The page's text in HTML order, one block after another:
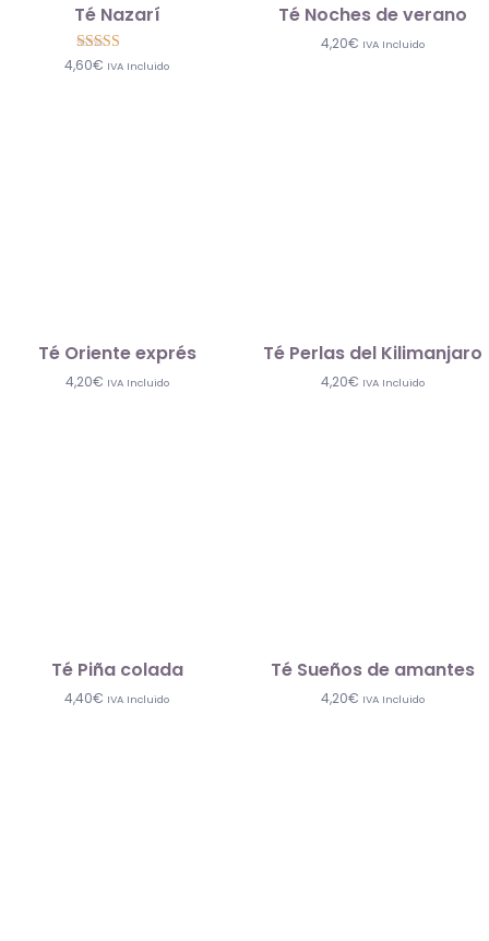
Té Nazarí
Valorado con
4,60€ IVA Incluido
Té Noches de verano
4,20€ IVA Incluido
Té Oriente exprés
4,20€ IVA Incluido
Té Perlas del Kilimanjaro
4,20€ IVA Incluido
Té Piña colada
4,40€ IVA Incluido
Té Sueños de amantes
4,20€ IVA Incluido